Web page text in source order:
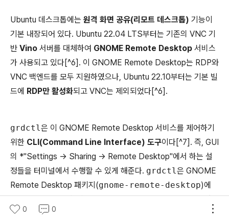
Ubuntu 데스크톱에는 원격 화면 공유(리모트 데스크톱) 기능이
기본 내장되어 있다. Ubuntu 22.04 LTS부터는 기존의 VNC 기
반 Vino 서버를 대체하여 GNOME Remote Desktop 서비스
가 사용되고 있다[^6]. 이 GNOME Remote Desktop는 RDP와
VNC 백엔드를 모두 지원하였으나, Ubuntu 22.10부터는 기본 빌
드에 RDP만 활성화되고 VNC는 제외되었다[^6].
grdctl 은 이 GNOME Remote Desktop 서비스를 제어하기
위한 CLI(Command Line Interface) 도구이다[^7]. 즉, GUI
의 *"Settings -> Sharing -> Remote Desktop"에서 하는 설
정들을 터미널에서 수행할 수 있게 해준다. grdctl 은 GNOME
Remote Desktop 패키지(gnome-remote-desktop)에
포함되어 제공되며[^7], 원격 데스크톱접속 허용/차단, 인증 정보
설정, 보기 전용 모드 전환 등의 설정 작업을 터미널에서 할 수 있
0 0